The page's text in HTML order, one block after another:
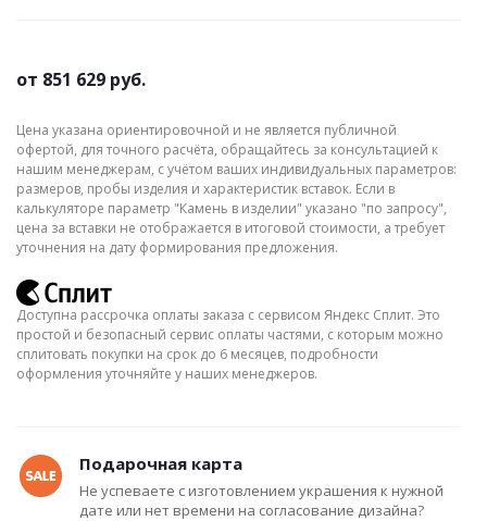
от 851 629 руб.
Цена указана ориентировочной и не является публичной
офертой, для точного расчёта, обращайтесь за консультацией к
нашим менеджерам, с учётом ваших индивидуальных параметров:
размеров, пробы изделия и характеристик вставок. Если в
калькуляторе параметр "Камень в изделии" указано "по запросу",
цена за вставки не отображается в итоговой стоимости, а требует
уточнения на дату формирования предложения.
Доступна рассрочка оплаты заказа с сервисом Яндекс Сплит. Это
простой и безопасный сервис оплаты частями, с которым можно
сплитовать покупки на срок до 6 месяцев, подробности
оформления уточняйте у наших менеджеров.
Подарочная карта
Не успеваете с изготовлением украшения к нужной
дате или нет времени на согласование дизайна?